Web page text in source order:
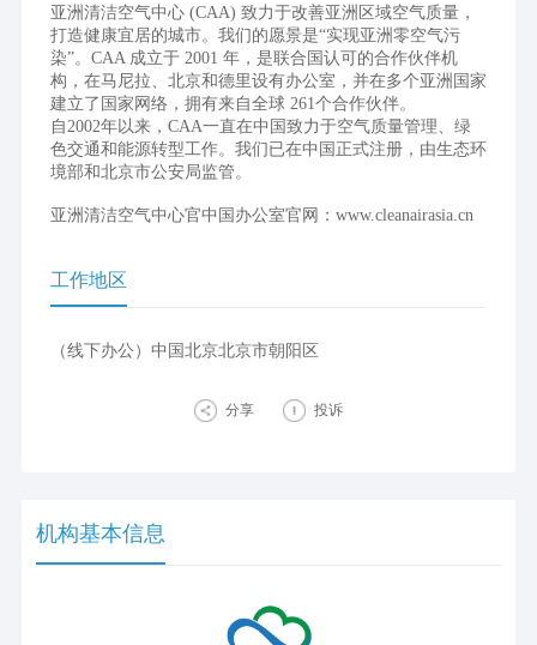
亚洲清洁空气中心 (CAA) 致力于改善亚洲区域空气质量，
打造健康宜居的城市。我们的愿景是“实现亚洲零空气污
染”。CAA 成立于 2001 年，是联合国认可的合作伙伴机
构，在马尼拉、北京和德里设有办公室，并在多个亚洲国家
建立了国家网络，拥有来自全球 261个合作伙伴。
自2002年以来，CAA一直在中国致力于空气质量管理、绿
色交通和能源转型工作。我们已在中国正式注册，由生态环
境部和北京市公安局监管。
亚洲清洁空气中心官中国办公室官网：www.cleanairasia.cn
工作地区
（线下办公）中国北京北京市朝阳区
分享 投诉
机构基本信息